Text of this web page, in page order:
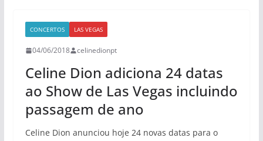
CONCERTOS LAS VEGAS
04/06/2018 celinedionpt
Celine Dion adiciona 24 datas
ao Show de Las Vegas incluindo
passagem de ano
Celine Dion anunciou hoje 24 novas datas para o